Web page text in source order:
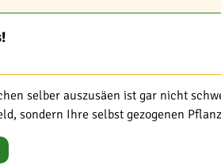
selber auszusäen ist gar nicht
sondern Ihre selbst gezogenen